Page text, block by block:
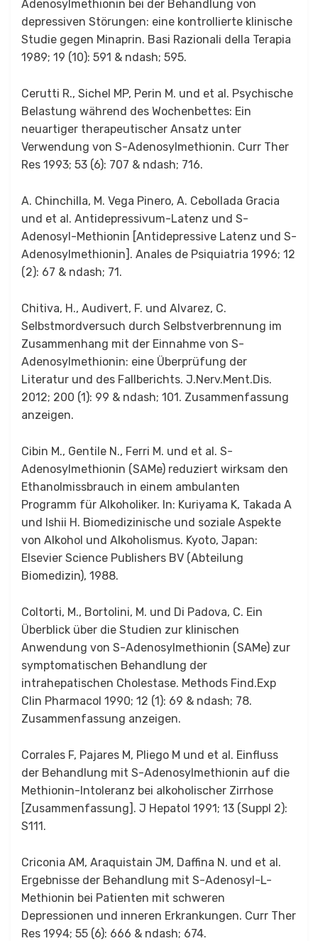
Adenosylmethionin bei der Behandlung von
depressiven Störungen: eine kontrollierte klinische
Studie gegen Minaprin. Basi Razionali della Terapia
1989; 19 (10): 591 & ndash; 595.
Cerutti R., Sichel MP, Perin M. und et al. Psychische
Belastung während des Wochenbettes: Ein
neuartiger therapeutischer Ansatz unter
Verwendung von S-Adenosylmethionin. Curr Ther
Res 1993; 53 (6): 707 & ndash; 716.
A. Chinchilla, M. Vega Pinero, A. Cebollada Gracia
und et al. Antidepressivum-Latenz und S-
Adenosyl-Methionin [Antidepressive Latenz und S-
Adenosylmethionin]. Anales de Psiquiatria 1996; 12
(2): 67 & ndash; 71.
Chitiva, H., Audivert, F. und Alvarez, C.
Selbstmordversuch durch Selbstverbrennung im
Zusammenhang mit der Einnahme von S-
Adenosylmethionin: eine Überprüfung der
Literatur und des Fallberichts. J.Nerv.Ment.Dis.
2012; 200 (1): 99 & ndash; 101. Zusammenfassung
anzeigen.
Cibin M., Gentile N., Ferri M. und et al. S-
Adenosylmethionin (SAMe) reduziert wirksam den
Ethanolmissbrauch in einem ambulanten
Programm für Alkoholiker. In: Kuriyama K, Takada A
und Ishii H. Biomedizinische und soziale Aspekte
von Alkohol und Alkoholismus. Kyoto, Japan:
Elsevier Science Publishers BV (Abteilung
Biomedizin), 1988.
Coltorti, M., Bortolini, M. und Di Padova, C. Ein
Überblick über die Studien zur klinischen
Anwendung von S-Adenosylmethionin (SAMe) zur
symptomatischen Behandlung der
intrahepatischen Cholestase. Methods Find.Exp
Clin Pharmacol 1990; 12 (1): 69 & ndash; 78.
Zusammenfassung anzeigen.
Corrales F, Pajares M, Pliego M und et al. Einfluss
der Behandlung mit S-Adenosylmethionin auf die
Methionin-Intoleranz bei alkoholischer Zirrhose
[Zusammenfassung]. J Hepatol 1991; 13 (Suppl 2): ​​
S111.
Criconia AM, Araquistain JM, Daffina N. und et al.
Ergebnisse der Behandlung mit S-Adenosyl-L-
Methionin bei Patienten mit schweren
Depressionen und inneren Erkrankungen. Curr Ther
Res 1994; 55 (6): 666 & ndash; 674.